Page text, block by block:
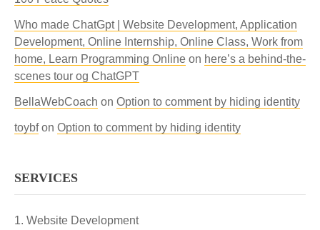
Who made ChatGpt | Website Development, Application
Development, Online Internship, Online Class, Work from
home, Learn Programming Online on here’s a behind-the-
scenes tour og ChatGPT
BellaWebCoach on Option to comment by hiding identity
toybfon Option to comment by hiding identity
SERVICES
Website Development